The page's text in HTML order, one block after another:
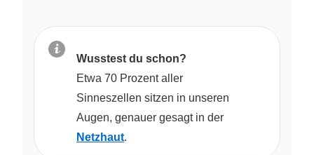
Wusstest du schon?
Etwa 70 Prozent aller
Sinneszellen sitzen in unseren
Augen, genauer gesagt in der
Netzhaut.